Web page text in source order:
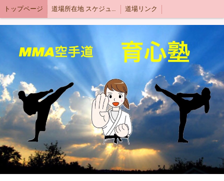
トップページ 道場所在地 スケジュール 道場リンク